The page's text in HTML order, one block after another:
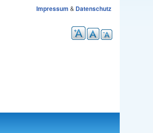
Impressum & Datenschutz